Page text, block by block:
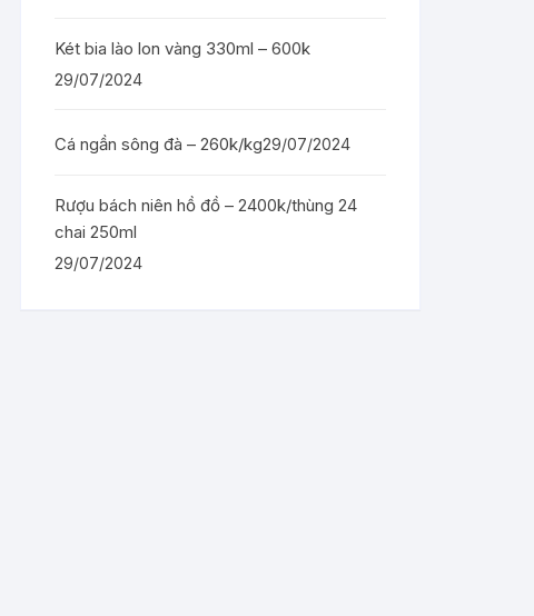
Két bia lào lon vàng 330ml – 600k
29/07/2024
Cá ngần sông đà – 260k/kg29/07/2024
Rượu bách niên hồ đồ – 2400k/thùng 24
chai 250ml
29/07/2024